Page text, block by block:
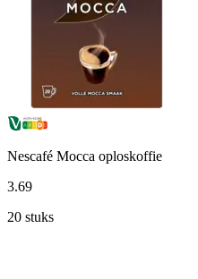
Nescafé Mocca oploskoffie
3.69
20 stuks